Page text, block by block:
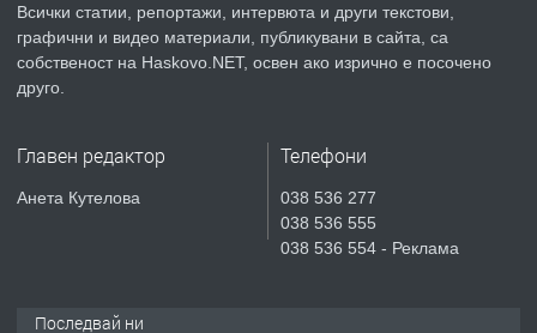
преди 4 дни
ПРЕДЛАГА
Продавам парцел в гр. Хасково кв.
СГЛОБЯВАНЕ НА МЕБЕЛИ.
Всички статии, репортажи, интервюта и други текстови,
графични и видео материали, публикувани в сайта, са
собственост на Haskovo.NET, освен ако изрично е посочено
друго.
Главен редактор
Анета Кутелова
Телефони
038 536 277
038 536 555
038 536 554 - Реклама
Последвай ни